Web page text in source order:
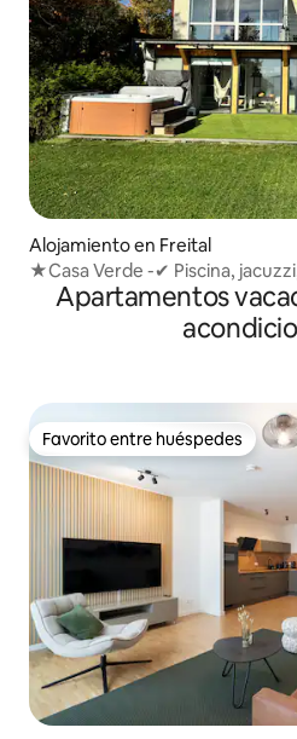
Alojamiento en Freital
★Casa Verde -✔ Piscina,
Apartamentos
Favorito entre huéspedes
Favorito entre huéspedes